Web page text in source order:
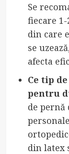
Se
fiecare
din care
se
afecta
Ce tip
pentru
de pernă
din latex